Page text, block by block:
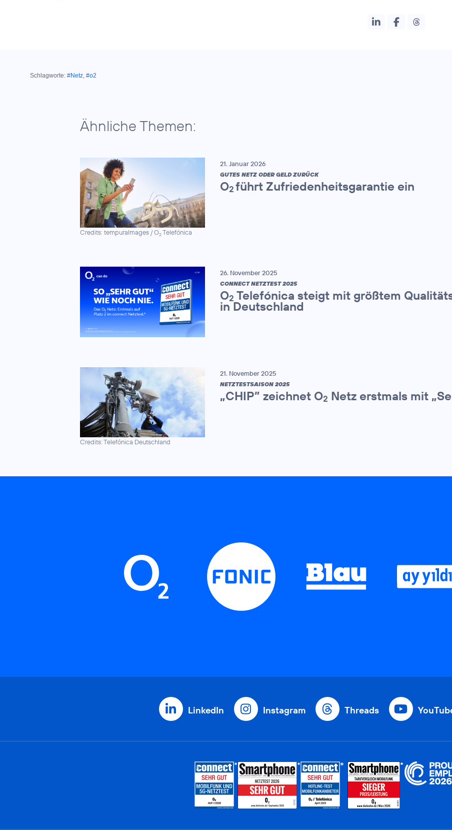
Schlagworte: #Netz #o2
Ähnliche Themen:
Credits: tempuraImages / O2Telefónica
21. Januar 2026
GUTES NETZ ODER GELD ZURÜCK
O2führt Zufriedenheitsgarantie ein
26. November 2025
CONNECT NETZTEST 2025
O2 Telefónica steigt mit größtem
in Deutschland
Credits: Telefónica Deutschland
21. November 2025
NETZTESTSAISON 2025
„CHIP” zeichnet O2 Netz erstmals mit
LinkedIn Instagram Threads